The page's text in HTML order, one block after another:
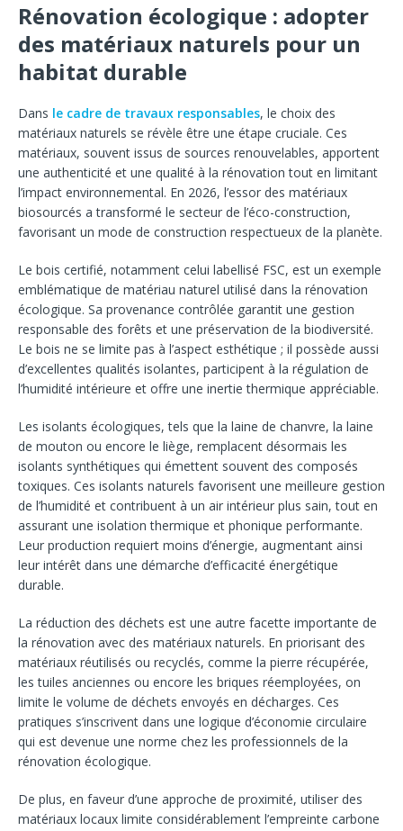
Rénovation écologique : adopter
des matériaux naturels pour un
habitat durable
Dans le cadre de travaux responsables, le choix des
matériaux naturels se révèle être une étape cruciale. Ces
matériaux, souvent issus de sources renouvelables, apportent
une authenticité et une qualité à la rénovation tout en limitant
l’impact environnemental. En 2026, l’essor des matériaux
biosourcés a transformé le secteur de l’éco-construction,
favorisant un mode de construction respectueux de la planète.
Le bois certifié, notamment celui labellisé FSC, est un exemple
emblématique de matériau naturel utilisé dans la rénovation
écologique. Sa provenance contrôlée garantit une gestion
responsable des forêts et une préservation de la biodiversité.
Le bois ne se limite pas à l’aspect esthétique ; il possède aussi
d’excellentes qualités isolantes, participent à la régulation de
l’humidité intérieure et offre une inertie thermique appréciable.
Les isolants écologiques, tels que la laine de chanvre, la laine
de mouton ou encore le liège, remplacent désormais les
isolants synthétiques qui émettent souvent des composés
toxiques. Ces isolants naturels favorisent une meilleure gestion
de l’humidité et contribuent à un air intérieur plus sain, tout en
assurant une isolation thermique et phonique performante.
Leur production requiert moins d’énergie, augmentant ainsi
leur intérêt dans une démarche d’efficacité énergétique
durable.
La réduction des déchets est une autre facette importante de
la rénovation avec des matériaux naturels. En priorisant des
matériaux réutilisés ou recyclés, comme la pierre récupérée,
les tuiles anciennes ou encore les briques réemployées, on
limite le volume de déchets envoyés en décharges. Ces
pratiques s’inscrivent dans une logique d’économie circulaire
qui est devenue une norme chez les professionnels de la
rénovation écologique.
De plus, en faveur d’une approche de proximité, utiliser des
matériaux locaux limite considérablement l’empreinte carbone